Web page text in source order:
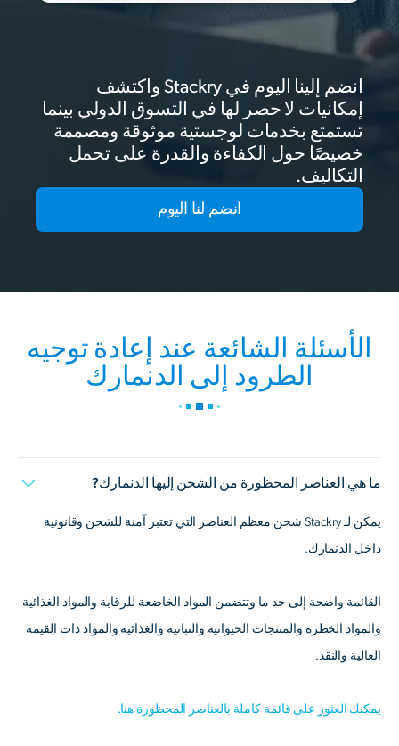
انضم إلينا اليوم في Stackry واكتشف
إمكانيات لا حصر لها في التسوق الدولي بينما
تستمتع بخدمات لوجستية موثوقة ومصممة
خصيصًا حول الكفاءة والقدرة على تحمل
التكاليف.
انضم لنا اليوم
الأسئلة الشائعة عند إعادة توجيه
الطرود إلى الدنمارك
ما هي العناصر المحظورة من الشحن إليها الدنمارك?
يمكن لـ Stackry شحن معظم العناصر التي تعتبر آمنة للشحن وقانونية
داخل الدنمارك.
القائمة واضحة إلى حد ما وتتضمن المواد الخاضعة للرقابة والمواد الغذائية
والمواد الخطرة والمنتجات الحيوانية والنباتية والغذائية والمواد ذات القيمة
العالية والنقد.
يمكنك العثور على قائمة كاملة بالعناصر المحظورة هنا.